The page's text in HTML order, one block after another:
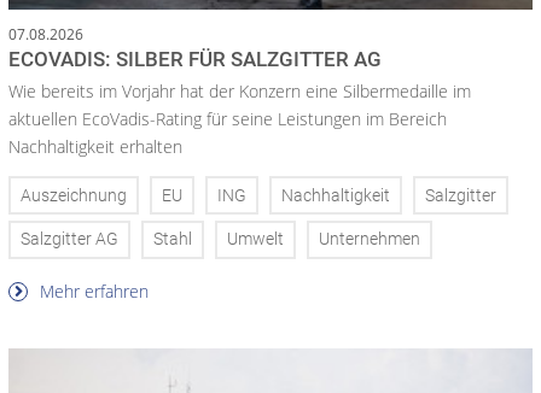
07.08.2026
ECOVADIS: SILBER FÜR SALZGITTER AG
Wie bereits im Vorjahr hat der Konzern eine Silbermedaille im
aktuellen EcoVadis-Rating für seine Leistungen im Bereich
Nachhaltigkeit erhalten
Auszeichnung EU ING Nachhaltigkeit Salzgitter
Salzgitter AG Stahl Umwelt Unternehmen
Mehr erfahren